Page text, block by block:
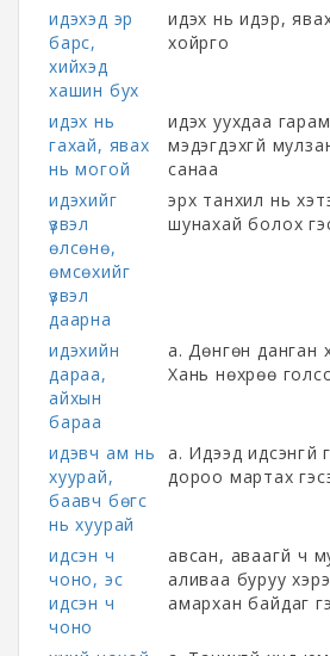
идэхэд эр
барс,
хийхэд
хашин бух
идэх нь идэр,
хойрго
идэх нь
гахай, явах
нь могой
идэх уухдаа
мэдэгдэхгүй
санаа
идэхийг
үзвэл
өлсөнө,
өмсөхийг
үзвэл
даарна
эрх танхил нь
шунахай болох
идэхийн
дараа,
айхын
бараа
а. Дөнгөн данган
Хань нөхрөө
идэвч ам нь
хуурай,
баавч бөгс
нь хуурай
а. Идээд идсэнгүй
дороо мартах
идсэн ч
чоно, эс
идсэн ч
чоно
авсан, аваагүй ч
аливаа буруу
амархан байдаг